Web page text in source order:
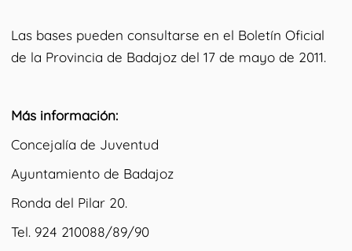
Las bases pueden consultarse en el Boletín Oficial
de la Provincia de Badajoz del 17 de mayo de 2011.
Más información:
Concejalía de Juventud
Ayuntamiento de Badajoz
Ronda del Pilar 20.
Tel. 924 210088/89/90